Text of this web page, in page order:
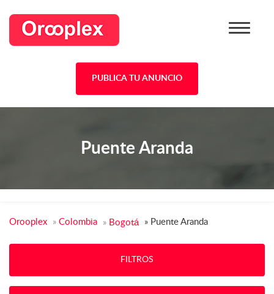
PUBLICA TU ANUNCIO
Puente Aranda
Orooplex » Colombia » Bogotá » Puente Aranda
FILTROS